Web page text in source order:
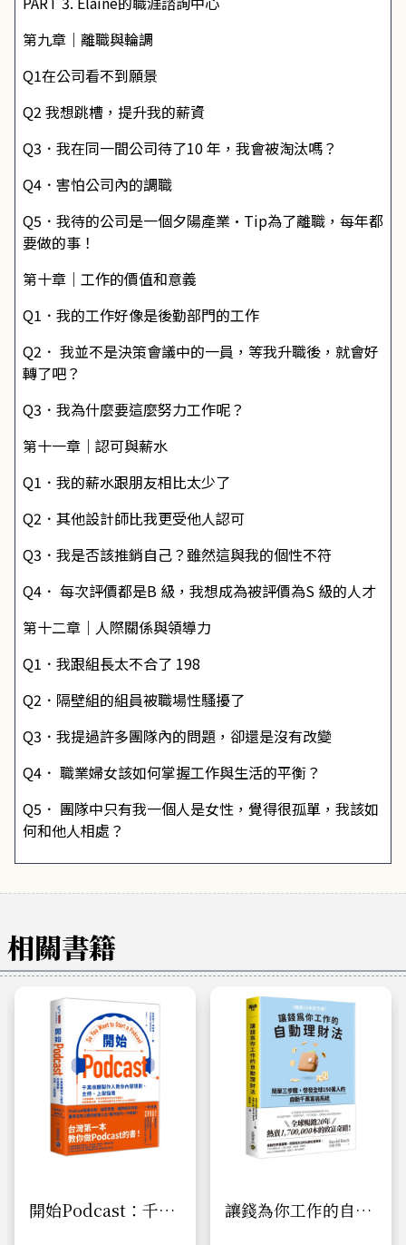
第九章｜離職與輪調
Q1在公司看不到願景
Q2 我想跳槽，提升我的薪資
Q3．我在同一間公司待了10 年，我會被淘汰嗎？
Q4．害怕公司內的調職
Q5．我待的公司是一個夕陽產業•Tip為了離職，每年都
要做的事！
第十章｜工作的價值和意義
Q1．我的工作好像是後勤部門的工作
Q2． 我並不是決策會議中的一員，等我升職後，就會好
轉了吧？
Q3．我為什麼要這麼努力工作呢？
第十一章｜認可與薪水
Q1．我的薪水跟朋友相比太少了
Q2．其他設計師比我更受他人認可
Q3．我是否該推銷自己？雖然這與我的個性不符
Q4． 每次評價都是B 級，我想成為被評價為S 級的人才
第十二章｜人際關係與領導力
Q1．我跟組長太不合了 198
Q2．隔壁組的組員被職場性騷擾了
Q3．我提過許多團隊內的問題，卻還是沒有改變
Q4． 職業婦女該如何掌握工作與生活的平衡？
Q5． 團隊中只有我一個人是女性，覺得很孤單，我該如
何和他人相處？
相關書籍
開始Podcast：千萬
讓錢為你工作的自動